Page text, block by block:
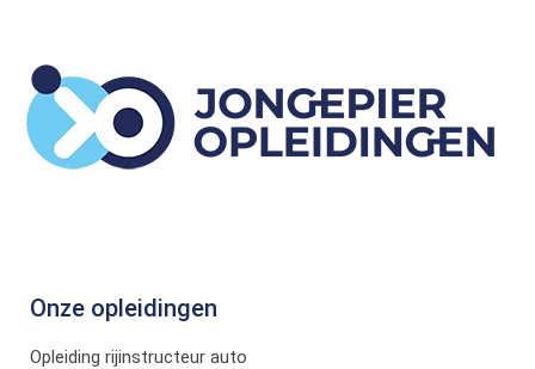
Onze opleidingen
Opleiding rijinstructeur auto